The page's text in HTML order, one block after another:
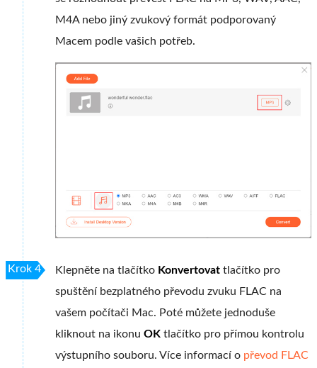
M4A nebo jiný zvukový formát podporovaný
Macem podle vašich potřeb.
Krok 4 Klepněte na tlačítko Konvertovat tlačítko pro
spuštění bezplatného převodu zvuku FLAC na
vašem počítači Mac. Poté můžete jednoduše
kliknout na ikonu OK tlačítko pro přímou kontrolu
výstupního souboru. Více informací o převod FLAC